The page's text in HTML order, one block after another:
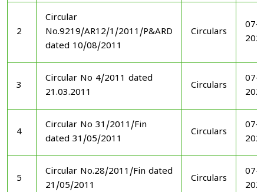
2
Circular
No.9219/AR12/1/2011/P&ARD
dated 10/08/2011
Circulars
07-
3
Circular No 4/2011 dated
21.03.2011
Circulars
07-
4
Circular No 31/2011/Fin
dated 31/05/2011
Circulars
07-
5
Circular No.28/2011/Fin dated
21/05/2011
Circulars
07-